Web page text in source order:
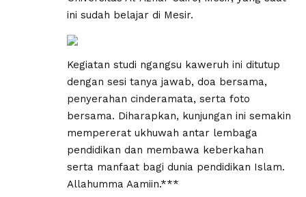
ini sudah belajar di Mesir.
Kegiatan studi ngangsu kaweruh ini ditutup
dengan sesi tanya jawab, doa bersama,
penyerahan cinderamata, serta foto
bersama. Diharapkan, kunjungan ini semakin
mempererat ukhuwah antar lembaga
pendidikan dan membawa keberkahan
serta manfaat bagi dunia pendidikan Islam.
Allahumma Aamiin.***